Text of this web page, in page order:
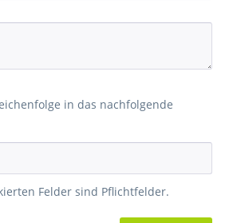
in das nachfolgende
Felder sind Pflichtfelder.